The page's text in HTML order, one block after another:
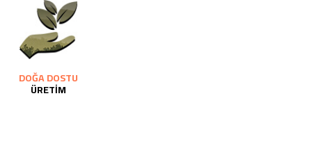
DOĞA DOSTU
ÜRETİM